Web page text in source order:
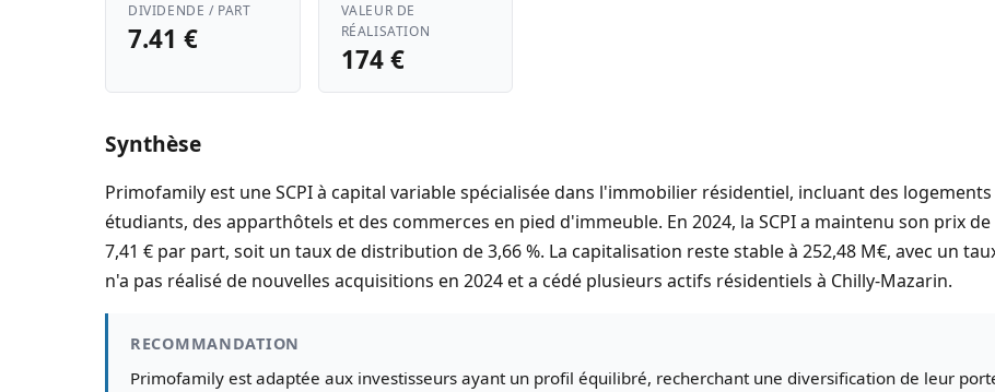
DIVIDENDE / PART
7.41 €
VALEUR DE
RÉALISATION
174 €
Synthèse
Primofamily est une SCPI à capital variable spécialisée dans l'immobilier résidentiel, incluant des
étudiants, des apparthôtels et des commerces en pied d'immeuble. En 2024, la SCPI a maintenu son prix
7,41 € par part, soit un taux de distribution de 3,66 %. La capitalisation reste stable à 252,48 M€, avec un
n'a pas réalisé de nouvelles acquisitions en 2024 et a cédé plusieurs actifs résidentiels à Chilly-Mazarin.
RECOMMANDATION
Primofamily est adaptée aux investisseurs ayant un profil équilibré, recherchant une diversification de leur